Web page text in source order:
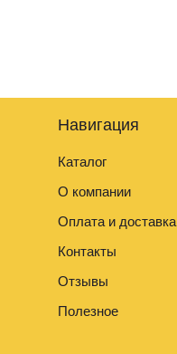
Навигация
Каталог
О компании
Оплата и доставка
Контакты
Отзывы
Полезное